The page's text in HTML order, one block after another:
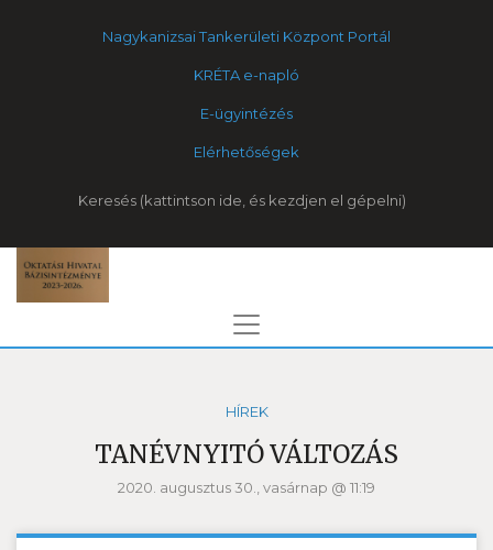
Nagykanizsai Tankerületi Központ Portál
KRÉTA e-napló
E-ügyintézés
Elérhetőségek
Keresés
HÍREK
TANÉVNYITÓ VÁLTOZÁS
2020. augusztus 30., vasárnap @ 11:19